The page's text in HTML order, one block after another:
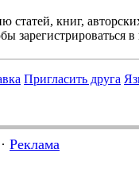
статей, книг,
зарегистрироваться в
Пригласить друга
· Реклама